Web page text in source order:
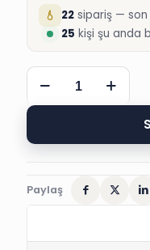
22 sipariş —
25 kişi şu anda
SÜNNET
DAVETİYESİ,
4990
SÜNNET
Paylaş